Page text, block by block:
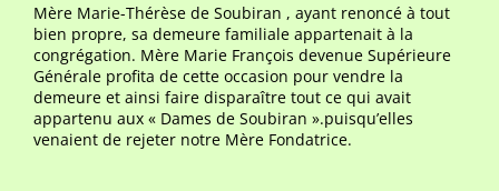
Mère Marie-Thérèse de Soubiran , ayant renoncé à tout
bien propre, sa demeure familiale appartenait à la
congrégation. Mère Marie François devenue Supérieure
Générale profita de cette occasion pour vendre la
demeure et ainsi faire disparaître tout ce qui avait
appartenu aux « Dames de Soubiran ».puisqu’elles
venaient de rejeter notre Mère Fondatrice.